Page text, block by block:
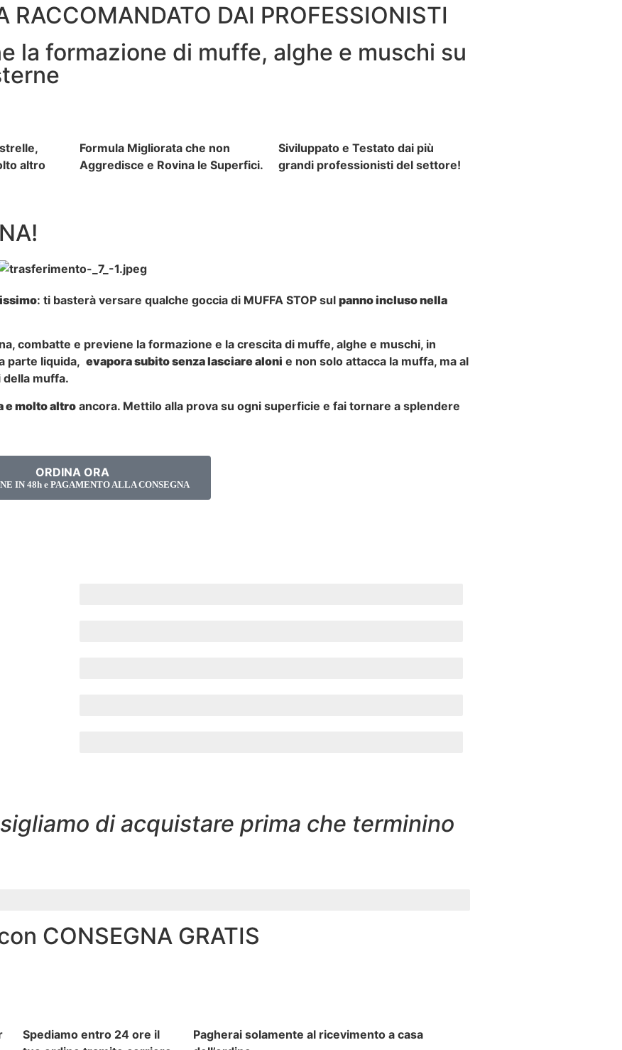
RACCOMANDATO DAI PROFESSIONISTI
la formazione di muffe, alghe e muschi su
altro
Formula Migliorata che non
Aggredisce e Rovina le Superfici.
Siviluppato e Testato dai più
grandi professionisti del settore!
: ti basterà versare qualche goccia di MUFFA STOP sul panno incluso nella
combatte e previene la formazione e la crescita di muffe, alghe e muschi, in
parte liquida, evapora subito senza lasciare aloni e non solo attacca la muffa, ma al
muffa.
e molto altro ancora. Mettilo alla prova su ogni superficie e fai tornare a splendere
ORDINA ORA
IN 48h e PAGAMENTO ALLA CONSEGNA
di acquistare prima che terminino
CONSEGNA GRATIS
Spediamo entro 24 ore il
Pagherai solamente al ricevimento a casa